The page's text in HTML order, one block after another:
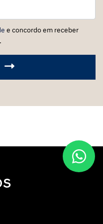
e concordo em receber